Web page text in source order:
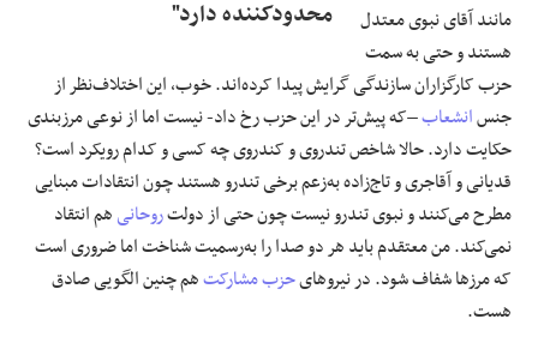
محدودکننده دارد"
مانند آقای نبوی معتدل
هستند و حتی به سمت
حزب کارگزاران سازندگی گرایش پیدا کرده‌اند. خوب، این اختلاف‌نظر از
جنسانشعاب–که پیش‌تر در این حزب رخ داد- نیست اما از نوعی مرزبندی
حکایت دارد. حالا شاخص تندروی و کندروی چه کسی و کدام رویکرد است؟
قدیانی و آقاجری و تاج‌زاده به‌زعم برخی تندرو هستند چون انتقادات مبنایی
مطرح می‌کنند و نبوی تندرو نیست چون حتی از دولتروحانیهم انتقاد
نمی‌کند. من معتقدم باید هر دو صدا را به‌رسمیت شناخت اما ضروری است
که مرزها شفاف‌ شود. در نیروهایحزب مشارکتهم چنین الگویی صادق
هست.